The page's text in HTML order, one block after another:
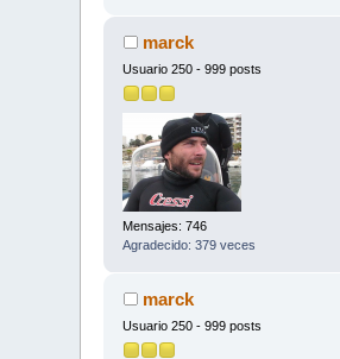
marck
Usuario 250 - 999 posts
Mensajes: 746
Agradecido: 379 veces
marck
Usuario 250 - 999 posts